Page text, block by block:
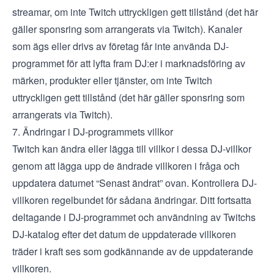
streamar, om inte Twitch uttryckligen gett tillstånd (det här
gäller sponsring som arrangerats via Twitch). Kanaler
som ägs eller drivs av företag får inte använda DJ-
programmet för att lyfta fram DJ:er i marknadsföring av
märken, produkter eller tjänster, om inte Twitch
uttryckligen gett tillstånd (det här gäller sponsring som
arrangerats via Twitch).
7. Ändringar i DJ-programmets villkor
Twitch kan ändra eller lägga till villkor i dessa DJ-villkor
genom att lägga upp de ändrade villkoren i fråga och
uppdatera datumet “Senast ändrat” ovan. Kontrollera DJ-
villkoren regelbundet för sådana ändringar. Ditt fortsatta
deltagande i DJ-programmet och användning av Twitchs
DJ-katalog efter det datum de uppdaterade villkoren
träder i kraft ses som godkännande av de uppdaterande
villkoren.